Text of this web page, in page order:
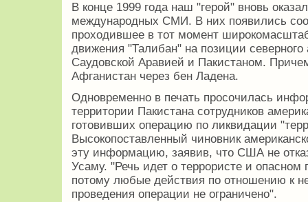
В конце 1999 года наш "герой" вновь
международных СМИ. В них появились
проходившее в тот момент
движения "Талибан" на позиции
Саудовской Аравией и Пакистаном.
Афганистан через бен Ладена.
Одновременно в печать просочилась
территории Пакистана сотрудников
готовивших операцию по ликвидации
Высокопоставленный чиновник
эту информацию, заявив, что США не
Усаму. "Речь идет о террористе и опасном
потому любые действия по отношению к
проведения операции не ограничено".